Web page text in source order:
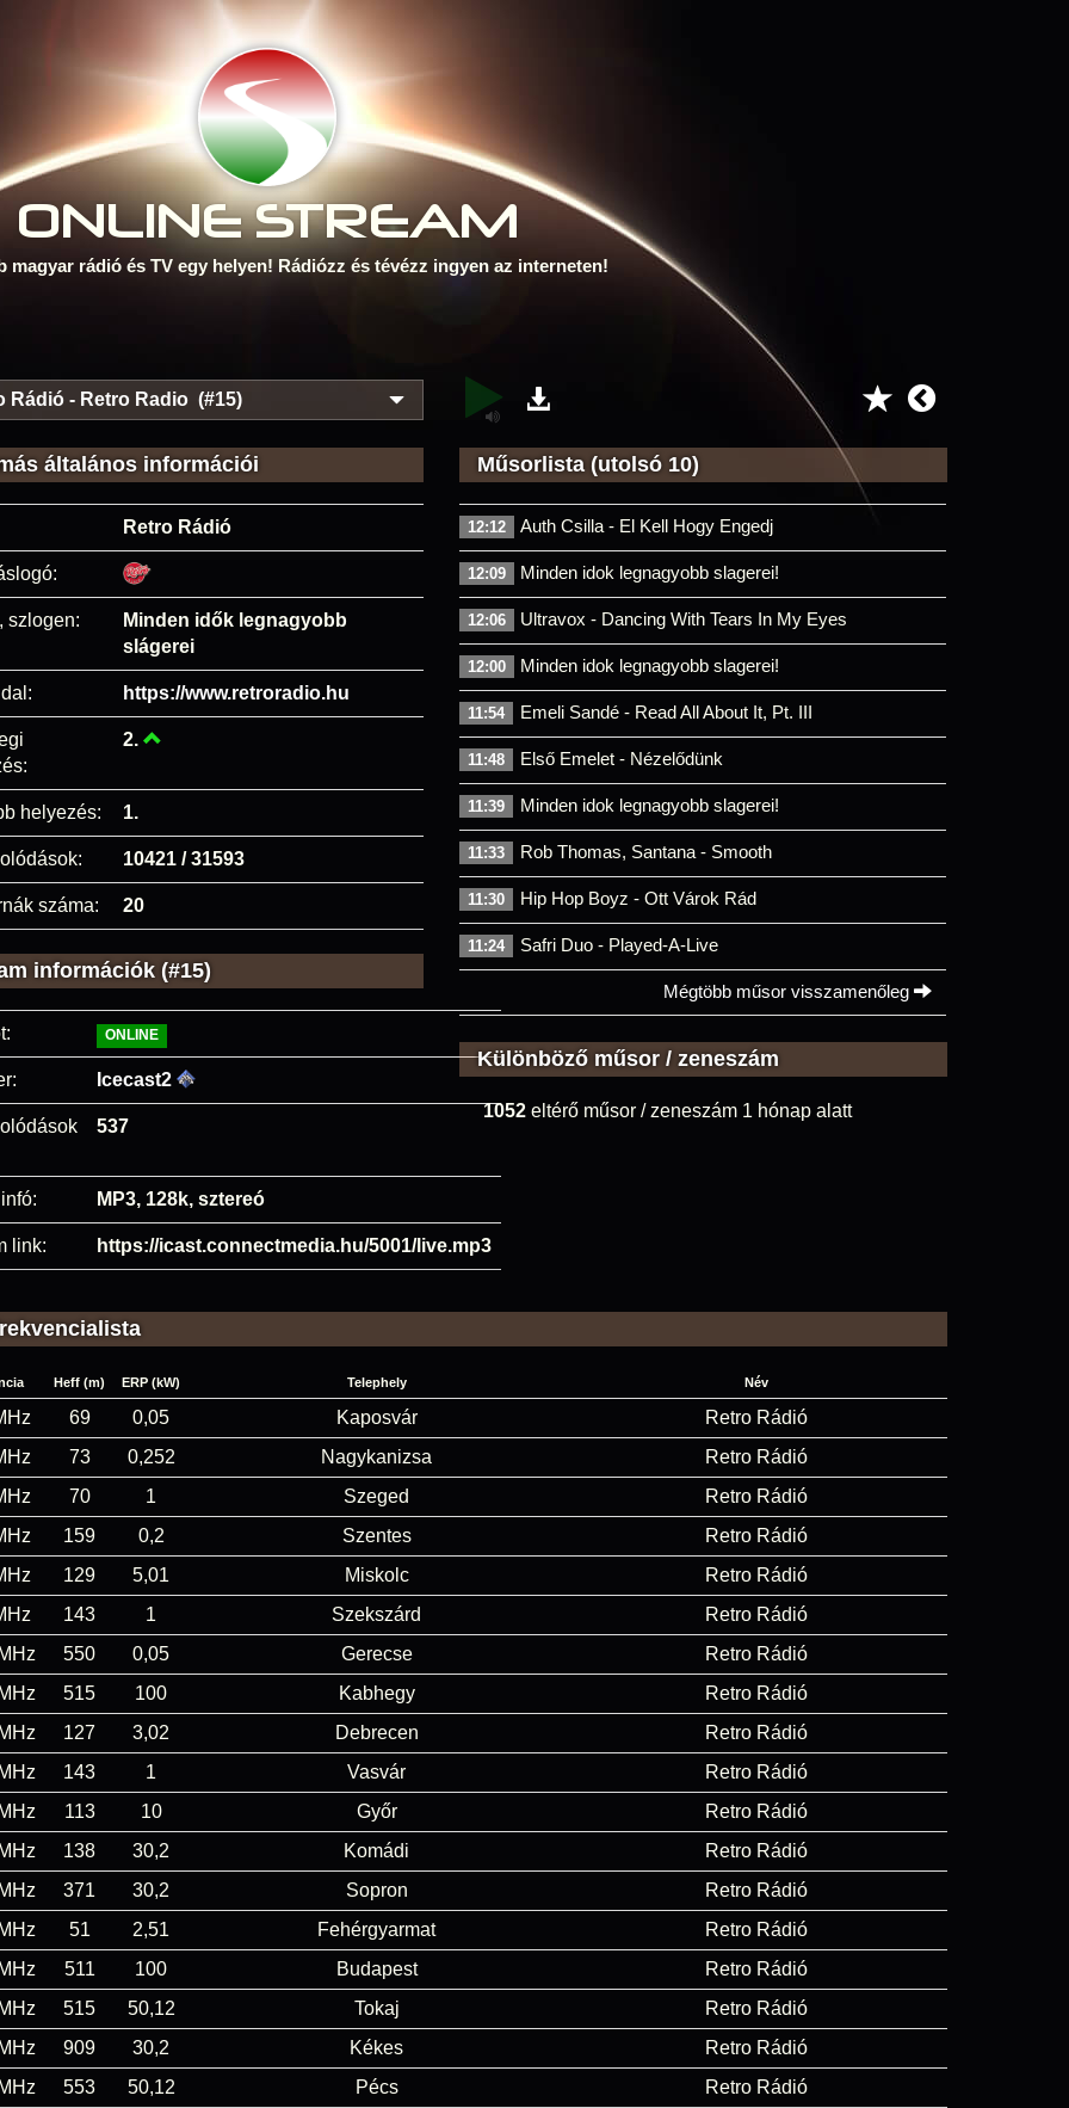
ONLINE STREAM
magyar rádió és TV egy helyen! Rádiózz és tévézz ingyen az interneten!
Rádió - Retro Radio (#15)
általános információi
Retro Rádió
szlogen:
Minden idők legnagyobb
slágerei
https://www.retroradio.hu
2.
helyezés: 1.
10421 / 31593
száma: 20
információk (#15)
ONLINE
Icecast2
537
MP3, 128k, sztereó
link: https://icast.connectmedia.hu/5001/live.mp3
Műsorlista (utolsó 10)
12:12 Auth Csilla - El Kell Hogy Engedj
12:09 Minden idok legnagyobb slagerei!
12:06 Ultravox - Dancing With Tears In My Eyes
12:00 Minden idok legnagyobb slagerei!
11:54 Emeli Sandé - Read All About It, Pt. III
11:48 Első Emelet - Nézelődünk
11:39 Minden idok legnagyobb slagerei!
11:33 Rob Thomas, Santana - Smooth
11:30 Hip Hop Boyz - Ott Várok Rád
11:24 Safri Duo - Played-A-Live
Mégtöbb műsor visszamenőleg
Különböző műsor / zeneszám
1052 eltérő műsor / zeneszám 1 hónap alatt
Heff (m) ERP (kW) Telephely Név
69 0,05 Kaposvár
Retro Rádió
73 0,252 Nagykanizsa
Retro Rádió
70 1 Szeged
Retro Rádió
159 0,2 Szentes
Retro Rádió
129 5,01 Miskolc
Retro Rádió
143 1 Szekszárd
Retro Rádió
550 0,05 Gerecse
Retro Rádió
515 100 Kabhegy
Retro Rádió
127 3,02 Debrecen
Retro Rádió
143 1 Vasvár
Retro Rádió
113 10 Győr
Retro Rádió
138 30,2 Komádi
Retro Rádió
371 30,2 Sopron
Retro Rádió
51 2,51 Fehérgyarmat
Retro Rádió
511 100 Budapest
Retro Rádió
515 50,12 Tokaj
Retro Rádió
909 30,2 Kékes
Retro Rádió
553 50,12 Pécs Retro Rádió